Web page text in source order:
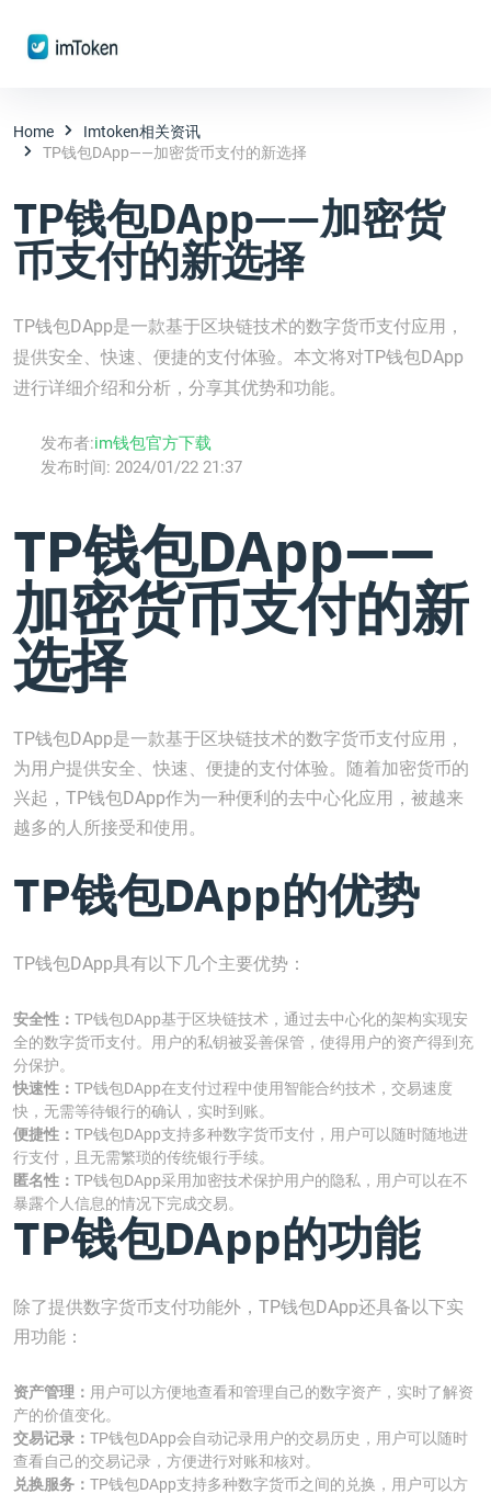
Home
Imtoken相关资讯
TP钱包DApp——加密货币支付的新选择
TP钱包DApp——加密货
币支付的新选择
TP钱包DApp是一款基于区块链技术的数字货币支付应用，
提供安全、快速、便捷的支付体验。本文将对TP钱包DApp
进行详细介绍和分析，分享其优势和功能。
发布者:im钱包官方下载
发布时间: 2024/01/22 21:37
TP钱包DApp——
加密货币支付的新
选择
TP钱包DApp是一款基于区块链技术的数字货币支付应用，
为用户提供安全、快速、便捷的支付体验。随着加密货币的
兴起，TP钱包DApp作为一种便利的去中心化应用，被越来
越多的人所接受和使用。
TP钱包DApp的优势
TP钱包DApp具有以下几个主要优势：
安全性： TP钱包DApp基于区块链技术，通过去中心化的架构实现安
全的数字货币支付。用户的私钥被妥善保管，使得用户的资产得到充
分保护。
快速性： TP钱包DApp在支付过程中使用智能合约技术，交易速度
快，无需等待银行的确认，实时到账。
便捷性： TP钱包DApp支持多种数字货币支付，用户可以随时随地进
行支付，且无需繁琐的传统银行手续。
匿名性： TP钱包DApp采用加密技术保护用户的隐私，用户可以在不
暴露个人信息的情况下完成交易。
TP钱包DApp的功能
除了提供数字货币支付功能外，TP钱包DApp还具备以下实
用功能：
资产管理： 用户可以方便地查看和管理自己的数字资产，实时了解资
产的价值变化。
交易记录： TP钱包DApp会自动记录用户的交易历史，用户可以随时
查看自己的交易记录，方便进行对账和核对。
兑换服务： TP钱包DApp支持多种数字货币之间的兑换，用户可以方